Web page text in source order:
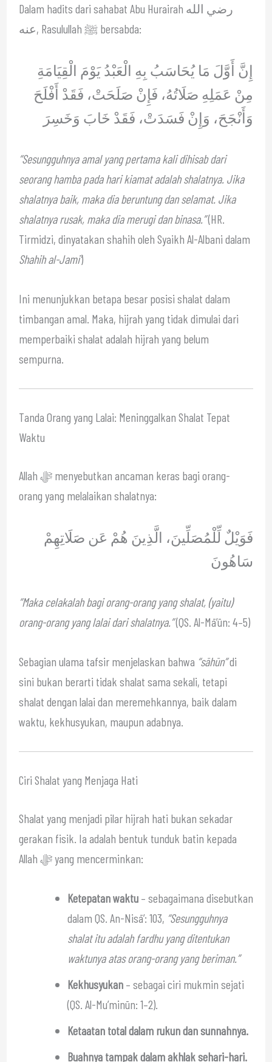
Dalam hadits dari sahabat Abu Hurairah رضي الله
عنه, Rasulullah ﷺ bersabda:
إِنَّ أَوَّلَ مَا يُحَاسَبُ بِهِ الْعَبْدُ يَوْمَ الْقِيَامَةِ
مِنْ عَمَلِهِ صَلَاتُهُ، فَإِنْ صَلَحَتْ، فَقَدْ أَفْلَحَ
وَأَنْجَحَ، وَإِنْ فَسَدَتْ، فَقَدْ خَابَ وَخَسِرَ
“Sesungguhnya amal yang pertama kali dihisab dari
seorang hamba pada hari kiamat adalah shalatnya. Jika
shalatnya baik, maka dia beruntung dan selamat. Jika
shalatnya rusak, maka dia merugi dan binasa.”(HR.
Tirmidzi, dinyatakan shahih oleh Syaikh Al-Albani dalam
Shahih al-Jami’)
Ini menunjukkan betapa besar posisi shalat dalam
timbangan amal. Maka, hijrah yang tidak dimulai dari
memperbaiki shalat adalah hijrah yang belum
sempurna.
Tanda Orang yang Lalai: Meninggalkan Shalat Tepat
Waktu
Allah ﷻ menyebutkan ancaman keras bagi orang-
orang yang melalaikan shalatnya:
فَوَيْلٌ لِّلْمُصَلِّينَ، الَّذِينَ هُمْ عَن صَلَاتِهِمْ
سَاهُونَ
“Maka celakalah bagi orang-orang yang shalat, (yaitu)
orang-orang yang lalai dari shalatnya.”(QS. Al-Mā’ūn: 4–5)
Sebagian ulama tafsir menjelaskan bahwa “sāhūn”di
sini bukan berarti tidak shalat sama sekali, tetapi
shalat dengan lalai dan meremehkannya, baik dalam
waktu, kekhusyukan, maupun adabnya.
Ciri Shalat yang Menjaga Hati
Shalat yang menjadi pilar hijrah hati bukan sekadar
gerakan fisik. Ia adalah bentuk tunduk batin kepada
Allah ﷻ yang mencerminkan:
Ketepatan waktu– sebagaimana disebutkan
dalam QS. An-Nisā’: 103, “Sesungguhnya
shalat itu adalah fardhu yang ditentukan
waktunya atas orang-orang yang beriman.”
Kekhusyukan– sebagai ciri mukmin sejati
(QS. Al-Mu’minūn: 1–2).
Ketaatan total dalam rukun dan sunnahnya.
Buahnya tampak dalam akhlak sehari-hari.